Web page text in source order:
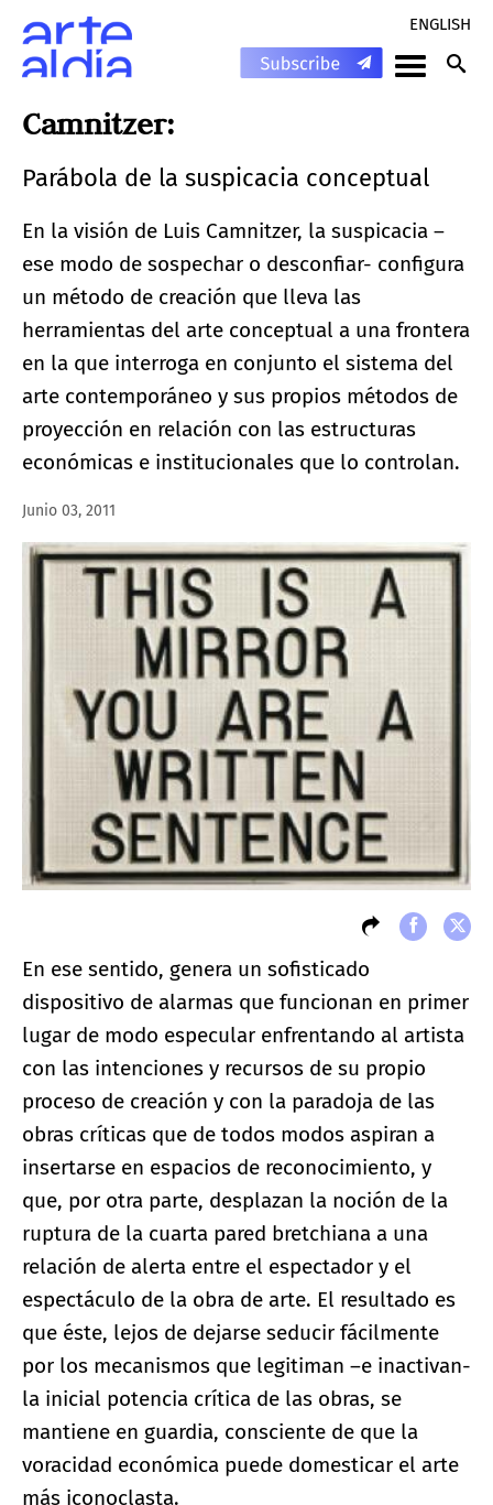
ENGLISH
Camnitzer:
Parábola de la suspicacia conceptual
En la visión de Luis Camnitzer, la suspicacia –
ese modo de sospechar o desconfiar- configura
un método de creación que lleva las
herramientas del arte conceptual a una frontera
en la que interroga en conjunto el sistema del
arte contemporáneo y sus propios métodos de
proyección en relación con las estructuras
económicas e institucionales que lo controlan.
Junio 03, 2011
En ese sentido, genera un sofisticado
dispositivo de alarmas que funcionan en primer
lugar de modo especular enfrentando al artista
con las intenciones y recursos de su propio
proceso de creación y con la paradoja de las
obras críticas que de todos modos aspiran a
insertarse en espacios de reconocimiento, y
que, por otra parte, desplazan la noción de la
ruptura de la cuarta pared bretchiana a una
relación de alerta entre el espectador y el
espectáculo de la obra de arte. El resultado es
que éste, lejos de dejarse seducir fácilmente
por los mecanismos que legitiman –e inactivan-
la inicial potencia crítica de las obras, se
mantiene en guardia, consciente de que la
voracidad económica puede domesticar el arte
más iconoclasta.